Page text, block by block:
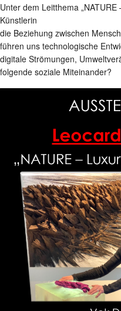
Unter dem Leitthema
Künstlerin
die Beziehung zwischen
führen uns technologische
digitale Strömungen,
folgende soziale Miteinander?